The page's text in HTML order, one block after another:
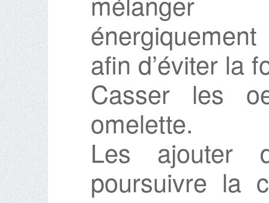
énergiquement
afin d’éviter la
Casser les
omelette.
Les ajouter
poursuivre la